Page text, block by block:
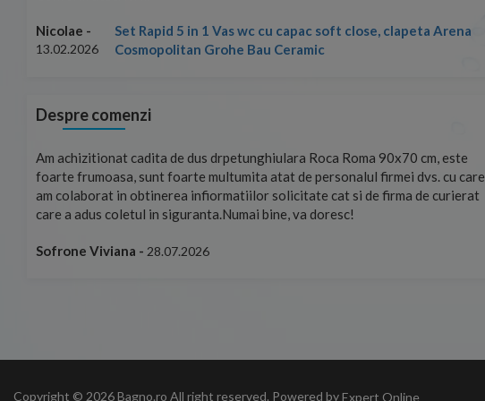
Nicolae -
13.02.2026
Set Rapid 5 in 1 Vas wc cu capac soft close, clapeta Arena
Cosmopolitan Grohe Bau Ceramic
Despre comenzi
Am achizitionat cadita de dus drpetunghiulara Roca Roma 90x70 cm, este
foarte frumoasa, sunt foarte multumita atat de personalul firmei dvs. cu care
am colaborat in obtinerea infiormatiilor solicitate cat si de firma de curierat
care a adus coletul in siguranta.Numai bine, va doresc!
Sofrone Viviana - 28.07.2026
Copyright © 2026 Bagno.ro All right reserved. Powered byExpert Online